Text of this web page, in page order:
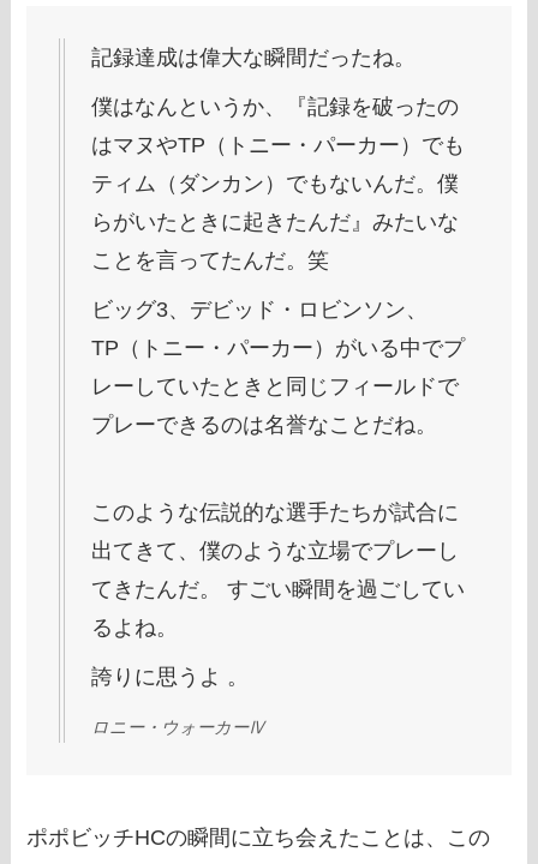
記録達成は偉大な瞬間だったね。
僕はなんというか、『記録を破ったの
はマヌやTP（トニー・パーカー）でも
ティム（ダンカン）でもないんだ。僕
らがいたときに起きたんだ』みたいな
ことを言ってたんだ。笑
ビッグ3、デビッド・ロビンソン、
TP（トニー・パーカー）がいる中でプ
レーしていたときと同じフィールドで
プレーできるのは名誉なことだね。
このような伝説的な選手たちが試合に
出てきて、僕のような立場でプレーし
てきたんだ。 すごい瞬間を過ごしてい
るよね。
誇りに思うよ 。
ロニー・ウォーカーⅣ
ポポビッチHCの瞬間に立ち会えたことは、この